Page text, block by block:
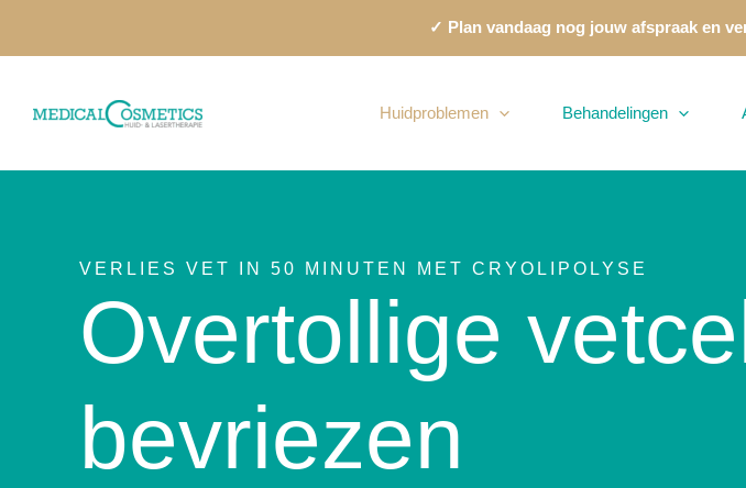
de
✓ Plan vandaag nog jouw afspraak en
Huidproblemen Behandelingen
VERLIES VET IN 50 MINUTEN MET CRYOLIPOLYSE
Overtollige
bevriezen